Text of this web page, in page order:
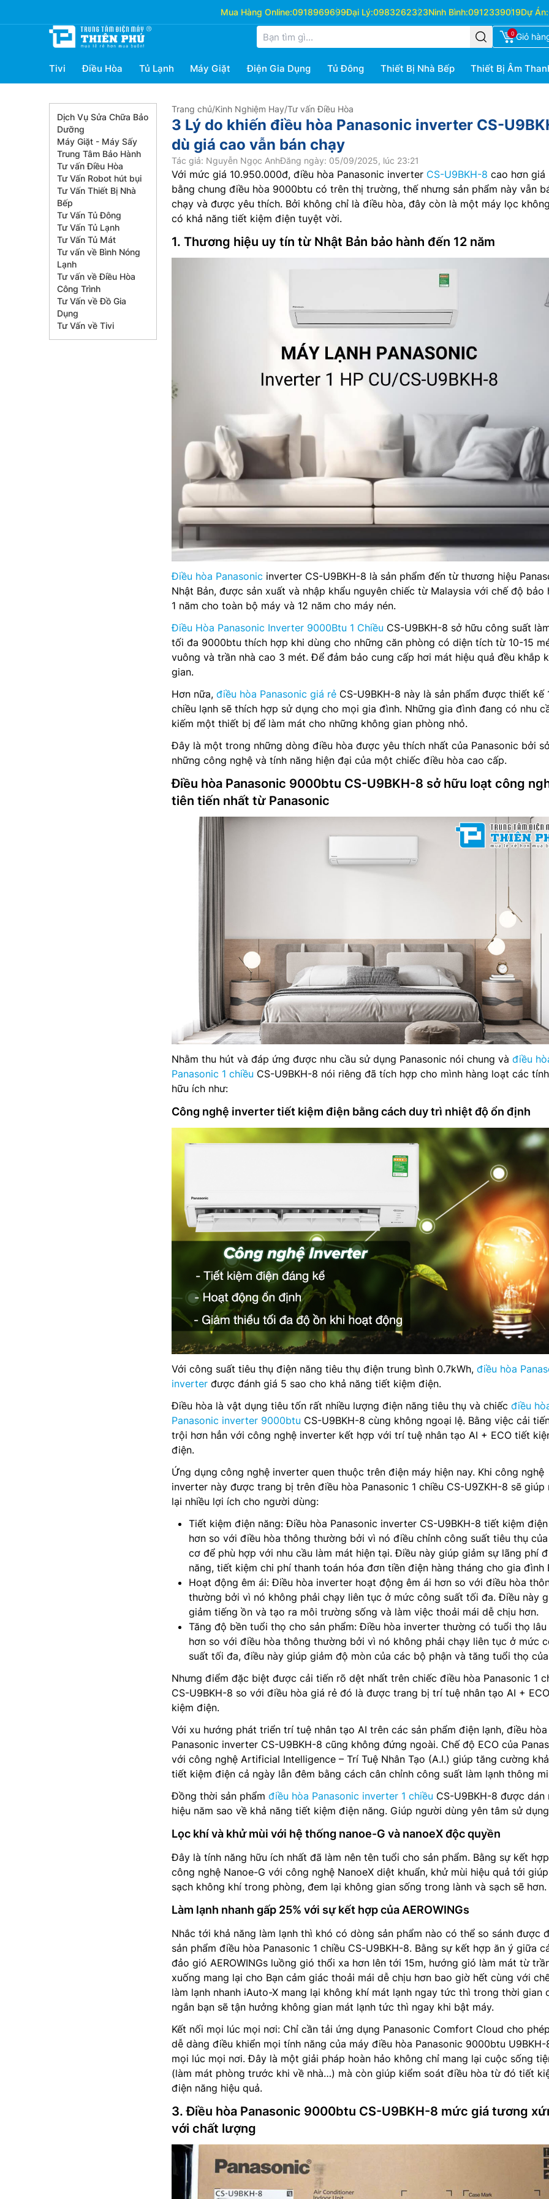
Mua Hàng Online:0918969699Đại Lý:0983262323Ninh Bình:0912339019Dự Án:
0 Giỏ
Tivi Điều Hòa Tủ Lạnh Máy Giặt Điện Gia Dụng Tủ Đông Thiết Bị Nhà Bếp Thiết Bị Âm
Dịch Vụ Sửa Chữa Bảo
Dưỡng
Máy Giặt - Máy Sấy
Trung Tâm Bảo Hành
Tư vấn Điều Hòa
Tư Vấn Robot hút bụi
Tư Vấn Thiết Bị Nhà
Bếp
Tư Vấn Tủ Đông
Tư Vấn Tủ Lạnh
Tư Vấn Tủ Mát
Tư vấn về Bình Nóng
Lạnh
Tư vấn về Điều Hòa
Công Trình
Tư Vấn về Đồ Gia
Dụng
Tư Vấn về Tivi
Trang chủ/Kinh Nghiệm Hay/Tư vấn Điều Hòa
3 Lý do khiến điều hòa Panasonic inverter CS-
dù giá cao vẫn bán chạy
Tác giả: Nguyễn Ngọc AnhĐăng ngày: 05/09/2025, lúc 23:21
Với mức giá 10.950.000đ, điều hòa Panasonic inverter CS-U9BKH-8 cao hơn giá
bằng chung điều hòa 9000btu có trên thị trường, thế nhưng sản phẩm này vẫn
chạy và được yêu thích. Bởi không chỉ là điều hòa, đây còn là một máy lọc
có khả năng tiết kiệm điện tuyệt vời.
1. Thương hiệu uy tín từ Nhật Bản bảo hành đến 12 năm
Điều hòa Panasonic inverter CS-U9BKH-8 là sản phẩm đến từ thương hiệu
Nhật Bản, được sản xuất và nhập khẩu nguyên chiếc từ Malaysia với chế độ bảo
1 năm cho toàn bộ máy và 12 năm cho máy nén.
Điều Hòa Panasonic Inverter 9000Btu 1 Chiều CS-U9BKH-8 sở hữu công suất
tối đa 9000btu thích hợp khi dùng cho những căn phòng có diện tích từ 10-15
vuông và trần nhà cao 3 mét. Để đảm bảo cung cấp hơi mát hiệu quả đều khắp
gian.
Hơn nữa, điều hòa Panasonic giá rẻ CS-U9BKH-8 này là sản phẩm được thiết kế
chiều lạnh sẽ thích hợp sử dụng cho mọi gia đình. Những gia đình đang có nhu
kiếm một thiết bị để làm mát cho những không gian phòng nhỏ.
Đây là một trong những dòng điều hòa được yêu thích nhất của Panasonic bởi
những công nghệ và tính năng hiện đại của một chiếc điều hòa cao cấp.
Điều hòa Panasonic 9000btu CS-U9BKH-8 sở hữu loạt công
tiên tiến nhất từ Panasonic
Nhằm thu hút và đáp ứng được nhu cầu sử dụng Panasonic nói chung và điều
Panasonic 1 chiều CS-U9BKH-8 nói riêng đã tích hợp cho mình hàng loạt các
hữu ích như:
Công nghệ inverter tiết kiệm điện bằng cách duy trì nhiệt độ ổn định
Với công suất tiêu thụ điện năng tiêu thụ điện trung bình 0.7kWh, điều hòa
inverter được đánh giá 5 sao cho khả năng tiết kiệm điện.
Điều hòa là vật dụng tiêu tốn rất nhiều lượng điện năng tiêu thụ và chiếc điều
Panasonic inverter 9000btu CS-U9BKH-8 cùng không ngoại lệ. Bằng việc cải
trội hơn hẳn với công nghệ inverter kết hợp với trí tuệ nhân tạo AI + ECO tiết
điện.
Ứng dụng công nghệ inverter quen thuộc trên điện máy hiện nay. Khi công nghệ
inverter này được trang bị trên điều hòa Panasonic 1 chiều CS-U9ZKH-8 sẽ giúp
lại nhiều lợi ích cho người dùng:
Tiết kiệm điện năng: Điều hòa Panasonic inverter CS-U9BKH-8 tiết kiệm
hơn so với điều hòa thông thường bởi vì nó điều chỉnh công suất tiêu thụ
cơ để phù hợp với nhu cầu làm mát hiện tại. Điều này giúp giảm sự lãng phí
năng, tiết kiệm chi phí thanh toán hóa đơn tiền điện hàng tháng cho gia đình
Hoạt động êm ái: Điều hòa inverter hoạt động êm ái hơn so với điều hòa
thường bởi vì nó không phải chạy liên tục ở mức công suất tối đa. Điều này
giảm tiếng ồn và tạo ra môi trường sống và làm việc thoải mái dễ chịu hơn.
Tăng độ bền tuổi thọ cho sản phẩm: Điều hòa inverter thường có tuổi thọ lâu
hơn so với điều hòa thông thường bởi vì nó không phải chạy liên tục ở mức
suất tối đa, điều này giúp giảm độ mòn của các bộ phận và tăng tuổi thọ
Nhưng điểm đặc biệt được cải tiến rõ dệt nhất trên chiếc điều hòa Panasonic 1
CS-U9BKH-8 so với điều hòa giá rẻ đó là được trang bị trí tuệ nhân tạo AI +
kiệm điện.
Với xu hướng phát triển trí tuệ nhân tạo AI trên các sản phẩm điện lạnh, điều hòa
Panasonic inverter CS-U9BKH-8 cũng không đứng ngoài. Chế độ ECO của
với công nghệ Artificial Intelligence – Trí Tuệ Nhân Tạo (A.I.) giúp tăng cường
tiết kiệm điện cả ngày lẫn đêm bằng cách cân chỉnh công suất làm lạnh thông
Đồng thời sản phẩm điều hòa Panasonic inverter 1 chiều CS-U9BKH-8 được dán
hiệu năm sao về khả năng tiết kiệm điện năng. Giúp người dùng yên tâm sử
Lọc khí và khử mùi với hệ thống nanoe-G và nanoeX độc quyền
Đây là tính năng hữu ích nhất đã làm nên tên tuổi cho sản phẩm. Bằng sự kết
công nghệ Nanoe-G với công nghệ NanoeX diệt khuẩn, khử mùi hiệu quả tới
sạch không khí trong phòng, đem lại không gian sống trong lành và sạch sẽ hơn.
Làm lạnh nhanh gấp 25% với sự kết hợp của AEROWINGs
Nhắc tới khả năng làm lạnh thì khó có dòng sản phẩm nào có thể so sánh được
sản phẩm điều hòa Panasonic 1 chiều CS-U9BKH-8. Bằng sự kết hợp ăn ý giữa
đảo gió AEROWINGs luồng gió thổi xa hơn lên tới 15m, hướng gió làm mát từ
xuống mang lại cho Bạn cảm giác thoải mái dễ chịu hơn bao giờ hết cùng với
làm lạnh nhanh iAuto-X mang lại không khí mát lạnh ngay tức thì trong thời gian
ngắn bạn sẽ tận hưởng không gian mát lạnh tức thì ngay khi bật máy.
Kết nối mọi lúc mọi nơi: Chỉ cần tải ứng dụng Panasonic Comfort Cloud cho
dễ dàng điều khiển mọi tính năng của máy điều hòa Panasonic 9000btu U9BKH-
mọi lúc mọi nơi. Đây là một giải pháp hoàn hảo không chỉ mang lại cuộc sống
(làm mát phòng trước khi về nhà…) mà còn giúp kiểm soát điều hòa từ đó tiết
điện năng hiệu quả.
3. Điều hòa Panasonic 9000btu CS-U9BKH-8 mức giá tương
với chất lượng